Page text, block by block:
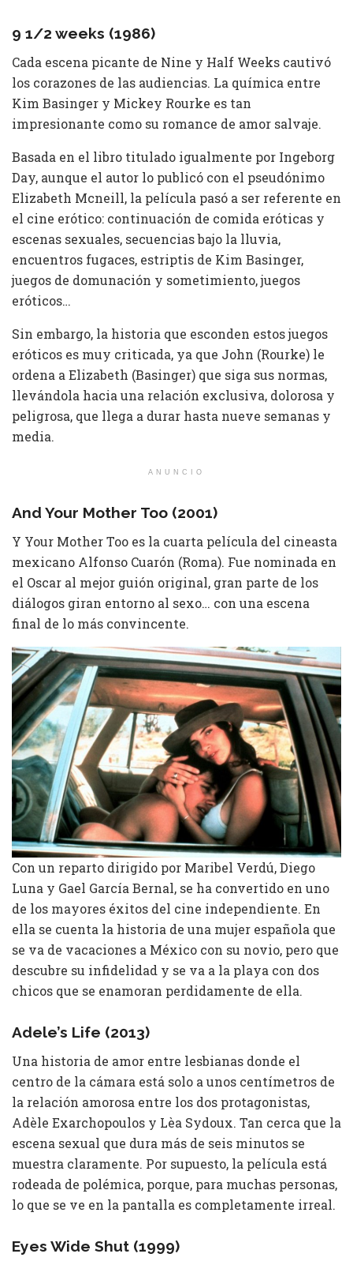
9 1/2 weeks (1986)
Cada escena picante de Nine y Half Weeks cautivó
los corazones de las audiencias. La química entre
Kim Basinger y Mickey Rourke es tan
impresionante como su romance de amor salvaje.
Basada en el libro titulado igualmente por Ingeborg
Day, aunque el autor lo publicó con el pseudónimo
Elizabeth Mcneill, la película pasó a ser referente en
el cine erótico: continuación de comida eróticas y
escenas sexuales, secuencias bajo la lluvia,
encuentros fugaces, estriptis de Kim Basinger,
juegos de domunación y sometimiento, juegos
eróticos…
Sin embargo, la historia que esconden estos juegos
eróticos es muy criticada, ya que John (Rourke) le
ordena a Elizabeth (Basinger) que siga sus normas,
llevándola hacia una relación exclusiva, dolorosa y
peligrosa, que llega a durar hasta nueve semanas y
media.
ANUNCIO
And Your Mother Too (2001)
Y Your Mother Too es la cuarta película del cineasta
mexicano Alfonso Cuarón (Roma). Fue nominada en
el Oscar al mejor guión original, gran parte de los
diálogos giran entorno al sexo… con una escena
final de lo más convincente.
Con un reparto dirigido por Maribel Verdú, Diego
Luna y Gael García Bernal, se ha convertido en uno
de los mayores éxitos del cine independiente. En
ella se cuenta la historia de una mujer española que
se va de vacaciones a México con su novio, pero que
descubre su infidelidad y se va a la playa con dos
chicos que se enamoran perdidamente de ella.
Adele’s Life (2013)
Una historia de amor entre lesbianas donde el
centro de la cámara está solo a unos centímetros de
la relación amorosa entre los dos protagonistas,
Adèle Exarchopoulos y Lèa Sydoux. Tan cerca que la
escena sexual que dura más de seis minutos se
muestra claramente. Por supuesto, la película está
rodeada de polémica, porque, para muchas personas,
lo que se ve en la pantalla es completamente irreal.
Eyes Wide Shut (1999)